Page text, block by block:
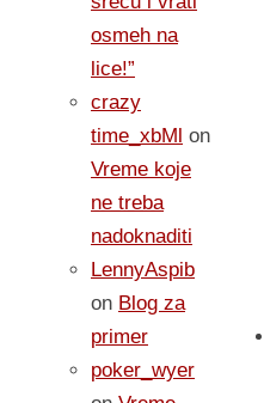
osmeh na
lice!”
crazy
time_xbMl on
Vreme koje
ne treba
nadoknaditi
LennyAspib
on Blog za
primer
poker_wyer